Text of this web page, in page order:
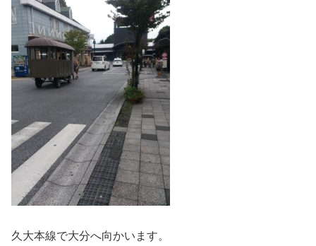
久大本線で大分へ向かいます。